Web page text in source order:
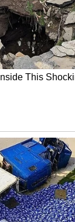
ലൂണർ
നാസ
കാറിലേക്ക്